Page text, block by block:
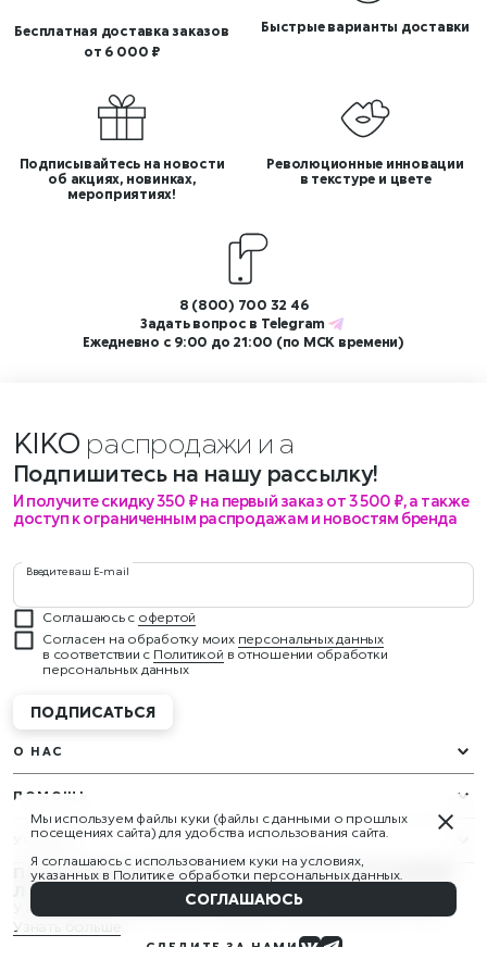
Бесплатная доставка заказов
от 6 000 ₽
Быстрые варианты доставки
Подписывайтесь на новости
об акциях, новинках,
мероприятиях!
Революционные инновации
в текстуре и цвете
8 (800) 700 32 46
Задать вопрос в Telegram
Ежедневно с 9:00 до 21:00 (по МСК времени)
KIKO распродажи и
Подпишитесь на нашу рассылку!
И получите скидку 350 ₽ на первый заказ от 3 500 ₽, а также
доступ к ограниченным распродажам и новостям бренда
Введите ваш E-mail
Соглашаюсь с офертой
Согласен на обработку моих персональных данных
в соответствии с Политикой в отношении обработки
персональных данных
ПОДПИСАТЬСЯ
ПРИСОЕДИНЯЙТЕСЬ К НАШЕЙ ПРОГРАММЕ
ЛОЯЛЬНОСТИ
У вас будут эксклюзивные подарки и награды круглый год!
Узнать больше
УСЛУГИ
О НАС
ПОМОЩЬ
СЛЕДИТЕ ЗА НАМИ
Мы используем файлы куки (файлы с данными о прошлых
посещениях сайта) для удобства использования сайта.
Я соглашаюсь с использованием куки на условиях,
указанных в Политике обработки персональных данных.
СОГЛАШАЮСЬ